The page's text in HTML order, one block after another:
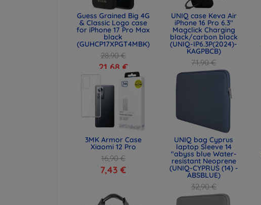
Guess Grained Big 4G
& Classic Logo case
for iPhone 17 Pro Max
black
(GUHCP17XPGT4MBK)
28,90 €
21,68 €
UNIQ case Keva Air
iPhone 16 Pro 6.3"
Magclick Charging
black/carbon black
(UNIQ-IP6.3P(2024)-
KAGPBCB)
71,90 €
53,93 €
3MK Armor Case
Xiaomi 12 Pro
16,90 €
7,43 €
UNIQ bag Cyprus
laptop Sleeve 14
"abyss blue Water-
resistant Neoprene
(UNIQ-CYPRUS (14) -
ABSBLUE)
32,90 €
24,68 €